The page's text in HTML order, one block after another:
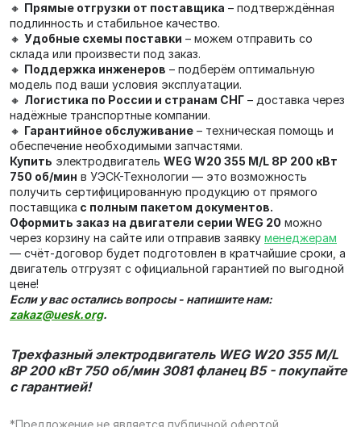
🔸 Прямые отгрузки от поставщика – подтверждённая
подлинность и стабильное качество.
🔸 Удобные схемы поставки – можем отправить со
склада или произвести под заказ.
🔸 Поддержка инженеров – подберём оптимальную
модель под ваши условия эксплуатации.
🔸 Логистика по России и странам СНГ – доставка через
надёжные транспортные компании.
🔸 Гарантийное обслуживание – техническая помощь и
обеспечение необходимыми запчастями.
Купить электродвигатель WEG W20 355 M/L 8P 200 кВт
750 об/мин в УЭСК-Технологии — это возможность
получить сертифицированную продукцию от прямого
поставщика с полным пакетом документов.
Оформить заказ на двигатели серии WEG 20 можно
через корзину на сайте или отправив заявку менеджерам
— счёт‑договор будет подготовлен в кратчайшие сроки, а
двигатель отгрузят с официальной гарантией по выгодной
цене!
Если у вас остались вопросы - напишите нам:
zakaz@uesk.org.
Трехфазный электродвигатель WEG W20 355 M/L
8P 200 кВт 750 об/мин 3081 фланец В5 - покупайте
с гарантией!